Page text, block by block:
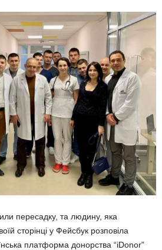
пересадку, та людину, яка
сторінці у Фейсбук розповіла
платформа донорства “iDonor”